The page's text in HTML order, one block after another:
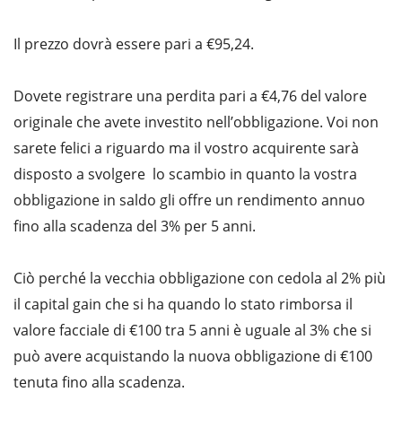
Il prezzo dovrà essere pari a €95,24.
Dovete registrare una perdita pari a €4,76 del valore
originale che avete investito nell’obbligazione. Voi non
sarete felici a riguardo ma il vostro acquirente sarà
disposto a svolgere lo scambio in quanto la vostra
obbligazione in saldo gli offre un rendimento annuo
fino alla scadenza del 3% per 5 anni.
Ciò perché la vecchia obbligazione con cedola al 2% più
il capital gain che si ha quando lo stato rimborsa il
valore facciale di €100 tra 5 anni è uguale al 3% che si
può avere acquistando la nuova obbligazione di €100
tenuta fino alla scadenza.